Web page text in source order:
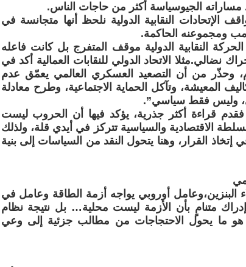
الجيوسياسة أكثر من حاجات الناس.
الإتحادات النقابية الدولية نلحظ أنها متجانسة في
ومجموعنه الحاكمة.
النقابية الدولية موقف المتفرج بل كانت فاعله
نضالي.مثلا الاتحاد الدولي للنقابات العمالية أكد في
وحذّر من أن التصعيد العسكري العالمي يعمّق عدم
المعيشة، وتآكل الحماية الاجتماعية، وطرح معادلة
وليس فقط سياسي”.
فقدم قراءة أكثر جذرية، يؤكد فيها أن الحروب ليست
الاقتصادية والسياسية تتركز في أيدي قلة، ولذلك
القرار، وهنا يتحول النقد من السياسات إلى بنية
أوروبي يواجه أزمة الطاقة وعامل في
متنامٍ بأن الأزمة ليست محلية… بل نتيجة نظام
هو ما يحول الاحتجاجات من مطالب جزئية إلى وعي